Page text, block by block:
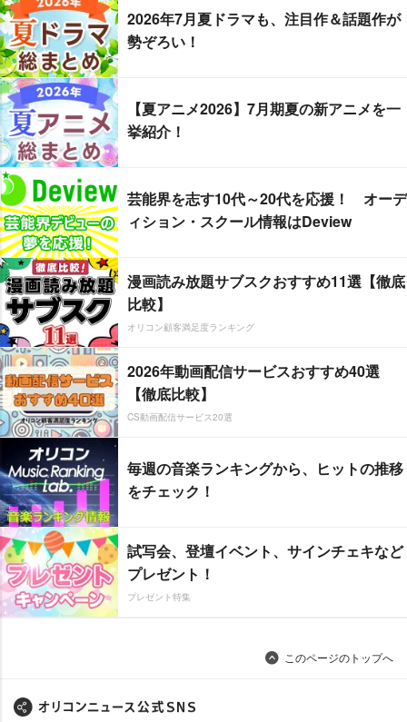
2026年7月夏ドラマも、注目作＆話題作が
勢ぞろい！
【夏アニメ2026】7月期夏の新アニメを一
挙紹介！
芸能界を志す10代～20代を応援！ オーデ
ィション・スクール情報はDeview
漫画読み放題サブスクおすすめ11選【徹底
比較】
オリコン顧客満足度ランキング
2026年動画配信サービスおすすめ40選
【徹底比較】
CS動画配信サービス20選
毎週の音楽ランキングから、ヒットの推移
をチェック！
試写会、登壇イベント、サインチェキなど
プレゼント！
プレゼント特集
このページのトップへ